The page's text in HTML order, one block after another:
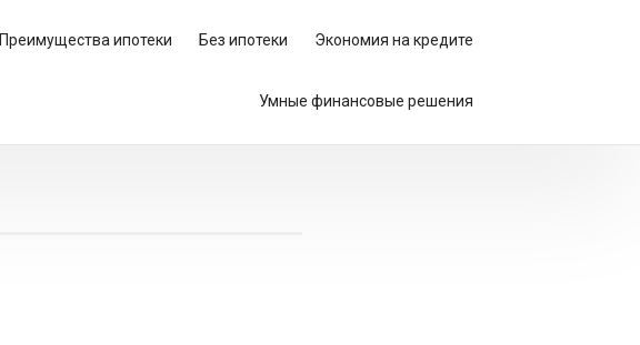
Преимущества ипотеки Без ипотеки Экономия на кредите
Умные финансовые решения